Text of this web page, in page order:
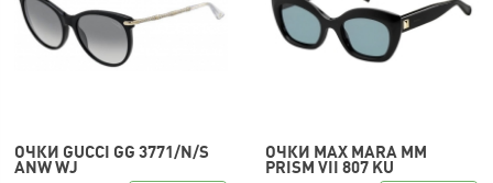
ОЧКИ GUCCI GG 3771/N/S
ANW WJ
ОЧКИ MAX MARA MM
PRISM VII 807 KU